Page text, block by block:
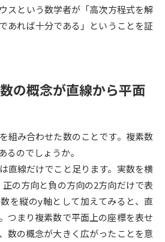
備 資料検索
テレメール全国一斉進学調査
見 学問検索
スという数学者が「高次方程式を解
あれば十分である」ということを証
の概念が直線から平面
組み合わせた数のことです。複素数
るのでしょうか。
直線だけでこと足ります。実数を横
の方向と負の方向の2方向だけで表
を縦のy軸として加えてみると、直
つまり複素数で平面上の座標を表せ
数の概念が大きく広がったことを意